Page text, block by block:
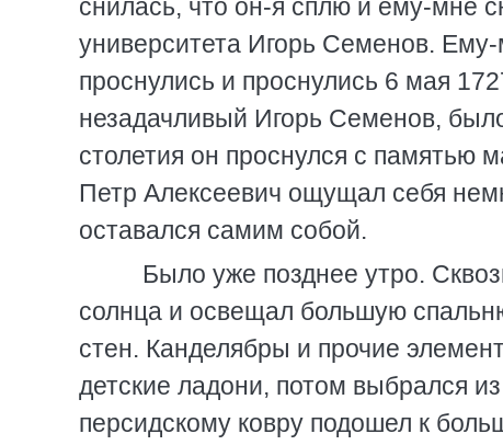
снилась, что он-я сплю и ему-мне
университета Игорь Семенов.
проснулись и проснулись 6 мая
незадачливый Игорь Семенов,
столетия он проснулся с памятью
Петр Алексеевич ощущал себя
оставался самим собой.
Было уже позднее утро.
солнца и освещал большую
стен. Канделябры и прочие
детские ладони, потом выбрался
персидскому ковру подошел к